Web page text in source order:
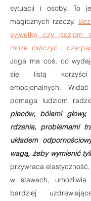
sytuacji i osoby. To
magicznych rzeczy.
sylwetkę czy poziom
może ćwiczyć i
Joga ma coś, co
się listą
emocjonalnych.
pomaga ludziom
pleców, bólami głowy,
rdzenia, problemami
układem
wagą, żeby wymienić
przywraca
w stawach,
bardziej